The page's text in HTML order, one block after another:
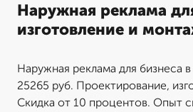
Наружная реклама
изготовление и
Наружная реклама для бизнеса
25265 руб. Проектирование,
Скидка от 10 процентов. Опыт